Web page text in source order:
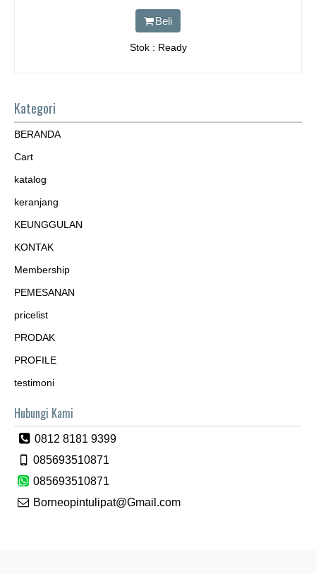
Beli
Stok : Ready
Kategori
BERANDA
Cart
katalog
keranjang
KEUNGGULAN
KONTAK
Membership
PEMESANAN
pricelist
PRODAK
PROFILE
testimoni
Hubungi Kami
0812 8181 9399
085693510871
085693510871
Borneopintulipat@Gmail.com